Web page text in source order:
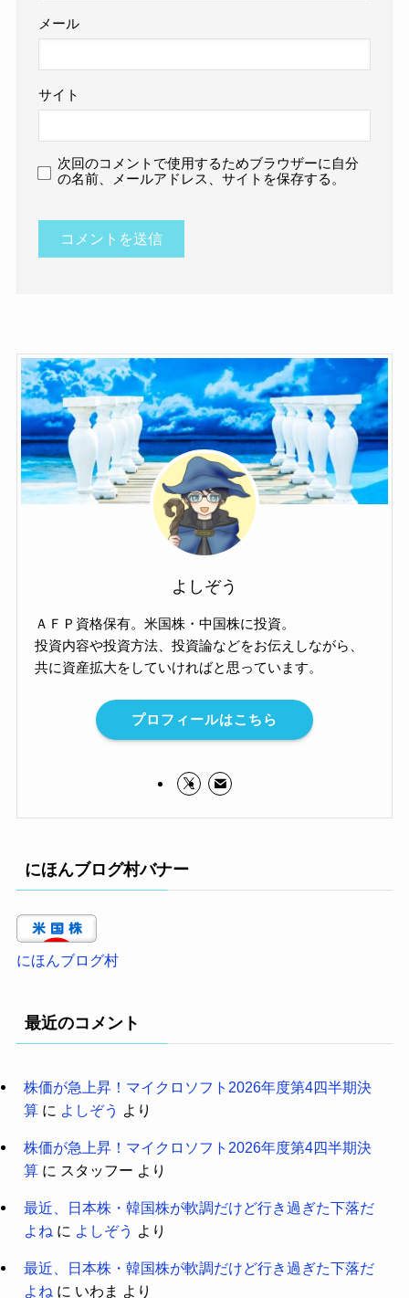
メール
サイト
次回のコメントで使用するためブラウザーに自分
の名前、メールアドレス、サイトを保存する。
よしぞう
ＡＦＰ資格保有。米国株・中国株に投資。
投資内容や投資方法、投資論などをお伝えしながら、
共に資産拡大をしていければと思っています。
プロフィールはこちら
にほんブログ村バナー
にほんブログ村
最近のコメント
株価が急上昇！マイクロソフト2026年度第4四半期決
算に よしぞう より
株価が急上昇！マイクロソフト2026年度第4四半期決
算に スタッフー より
最近、日本株・韓国株が軟調だけど行き過ぎた下落だ
よね に よしぞう より
最近、日本株・韓国株が軟調だけど行き過ぎた下落だ
よね に いわま より